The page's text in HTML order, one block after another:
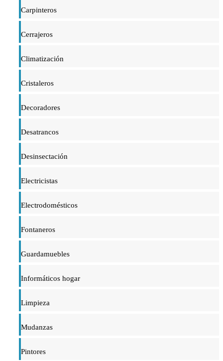
Carpinteros
Cerrajeros
Climatización
Cristaleros
Decoradores
Desatrancos
Desinsectación
Electricistas
Electrodomésticos
Fontaneros
Guardamuebles
Informáticos hogar
Limpieza
Mudanzas
Pintores